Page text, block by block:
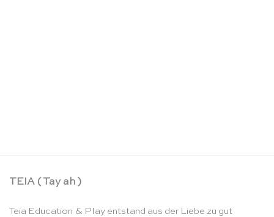
TEIA ( Tay ah )
Teia Education & Play entstand aus der Liebe zu gut